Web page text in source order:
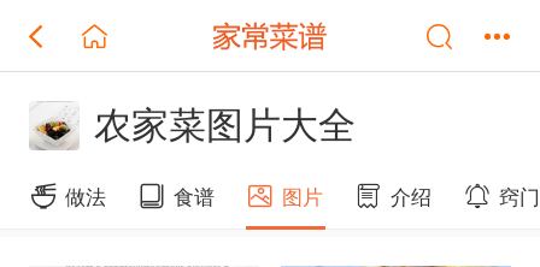
农家菜图片大全
做法 食谱 图片 介绍 窍门